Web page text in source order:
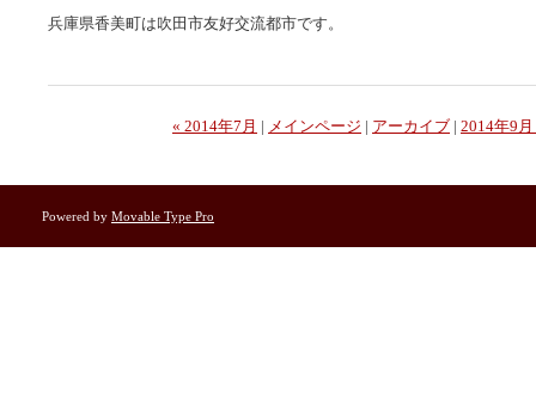
兵庫県香美町は吹田市友好交流都市です。
« 2014年7月 | メインページ | アーカイブ | 2014年9月
Powered by Movable Type Pro